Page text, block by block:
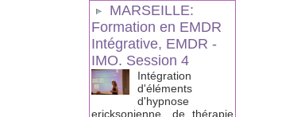
MARSEILLE:
Formation en EMDR
Intégrative, EMDR -
IMO. Session 4
Intégration
d'éléments
d'hypnose
ericksonienne, de thérapie